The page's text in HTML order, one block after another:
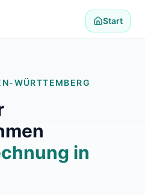
Start
WÜRTTEMBERG
in